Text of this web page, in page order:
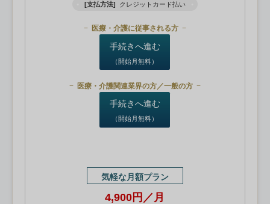
[支払方法] クレジットカード払い
医療・介護に従事される方
手続きへ進む
（開始月無料）
医療・介護関連業界の方／一般の方
手続きへ進む
（開始月無料）
気軽な月額プラン
4,900円／月